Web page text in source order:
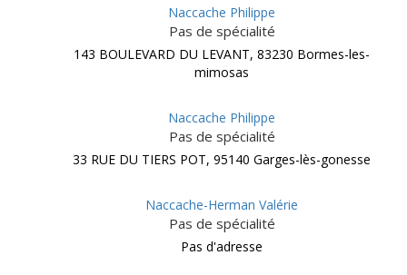
Naccache Philippe
Pas de spécialité
143 BOULEVARD DU LEVANT, 83230 Bormes-les-
mimosas
Naccache Philippe
Pas de spécialité
33 RUE DU TIERS POT, 95140 Garges-lès-gonesse
Naccache-Herman Valérie
Pas de spécialité
Pas d'adresse